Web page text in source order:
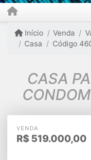
Início Venda
Casa
Código
CASA
VENDA
R$ 519.000,00